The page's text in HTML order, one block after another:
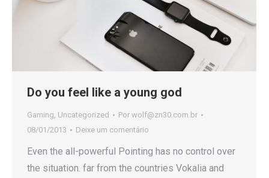
Do you feel like a young god
Gaming, Uncategorized Por wolf@zn30.com.br
08/01/2013
Deixe um comentário
Even the all-powerful Pointing has no control over
the situation. far from the countries Vokalia and